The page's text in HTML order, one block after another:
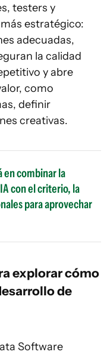
testers y
estratégico:
adecuadas,
la calidad
y abre
como
definir
creativas.
en combinar la
con el criterio, la
para aprovechar
explorar cómo
de
Software